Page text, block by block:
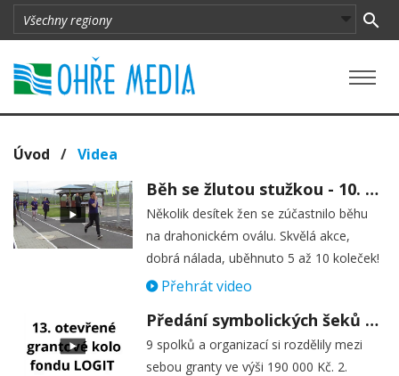
Úvod / Videa
Běh se žlutou stužkou - 10. května Drahonice
Několik desítek žen se zúčastnilo běhu
na drahonickém oválu. Skvělá akce,
dobrá nálada, uběhnuto 5 až 10 koleček!
Přehrát video
Předání symbolických šeků vítězům 13. grantového kola fondu Logit
9 spolků a organizací si rozdělily mezi
sebou granty ve výši 190 000 Kč. 2.